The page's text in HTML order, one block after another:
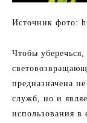
Источник фото:
Чтобы
предназначена
служб, но и
использования в